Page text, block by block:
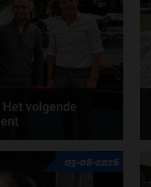
volgende
racewereld? Wat is er
te halen? En hoe...03-08-2026